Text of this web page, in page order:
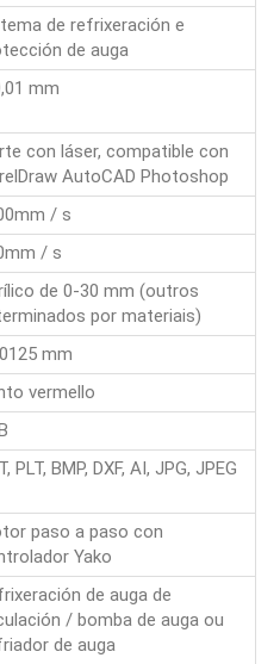
de refrixeración e
de auga
mm
con láser, compatible con
AutoCAD Photoshop
/ s
/ s
de 0-30 mm (outros
por materiais)
mm
vermello
PLT, BMP, DXF, AI, JPG, JPEG
paso a paso con
Yako
de auga de
/ bomba de auga ou
de auga